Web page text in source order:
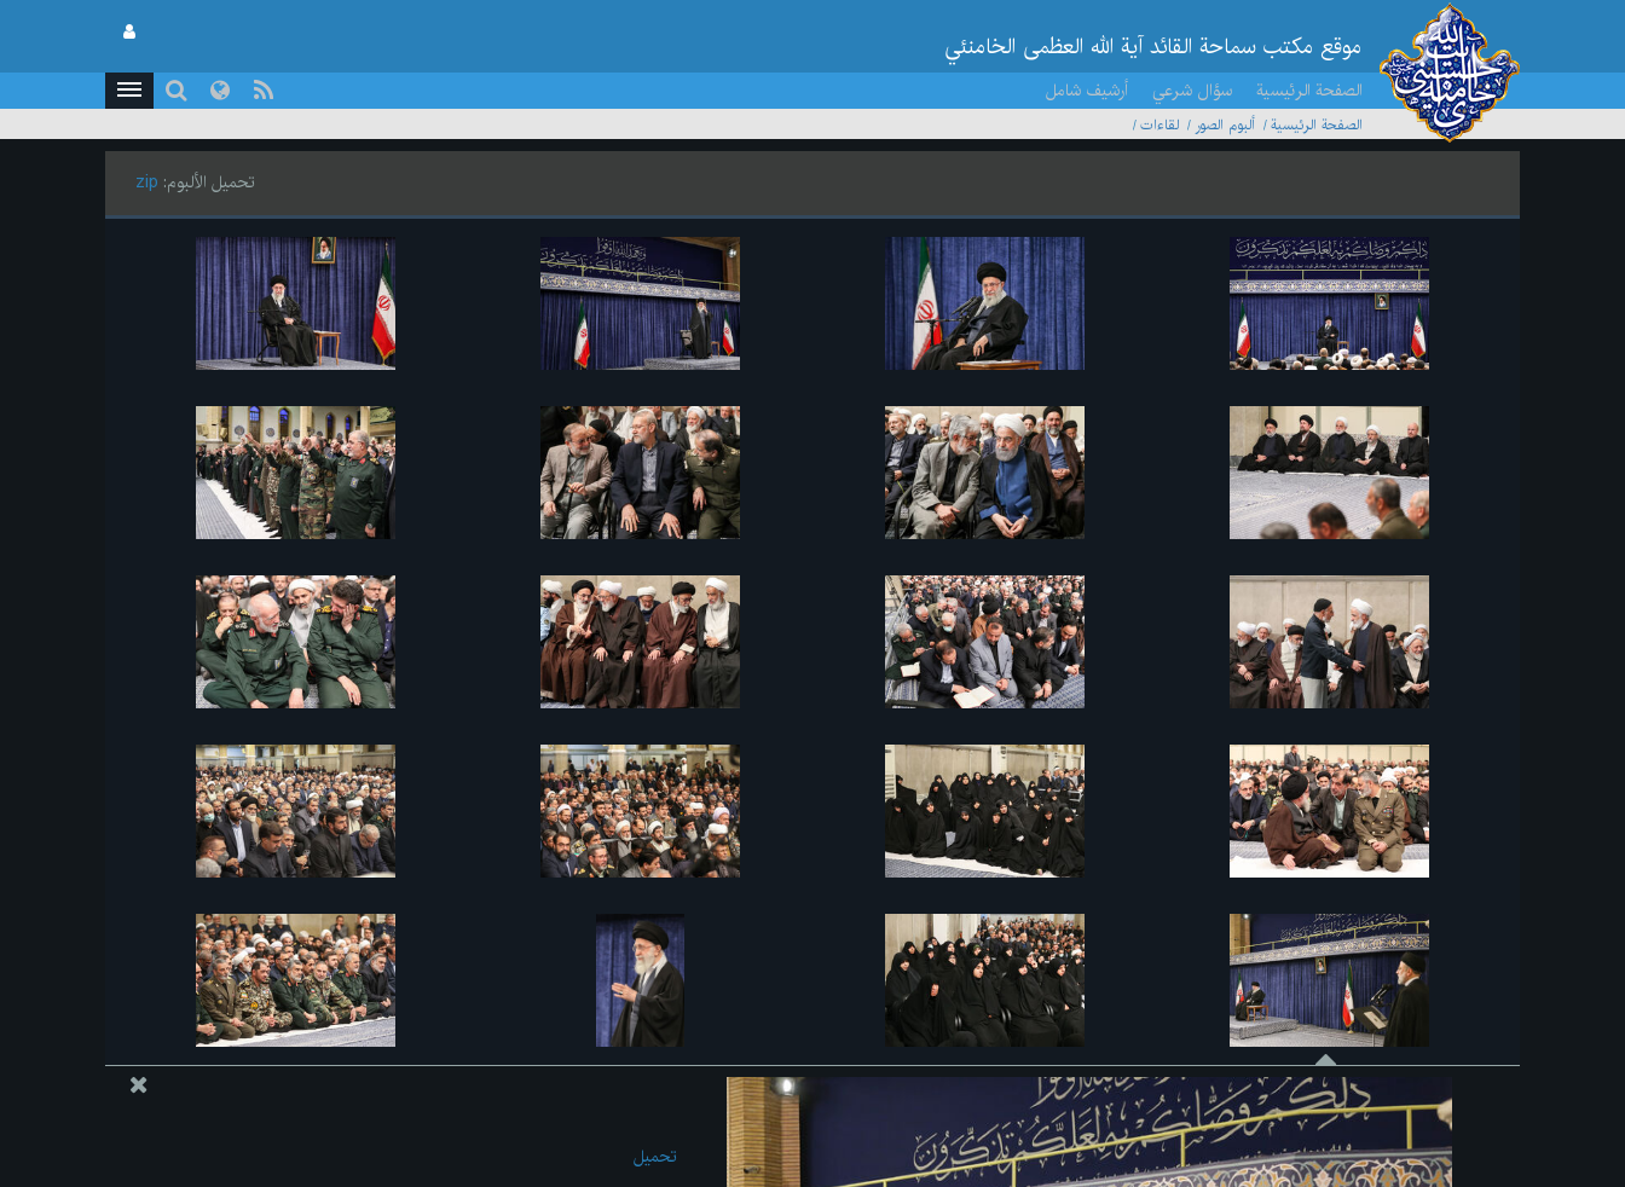
موقع مکتب سماحة القائد آية الله العظمى الخامنئي
الصفحة الرئيسية سؤال شرعي أرشيف شامل
الصفحة الرئيسية ألبوم الصور لقاءات
تحميل الألبوم: zip
تحميل